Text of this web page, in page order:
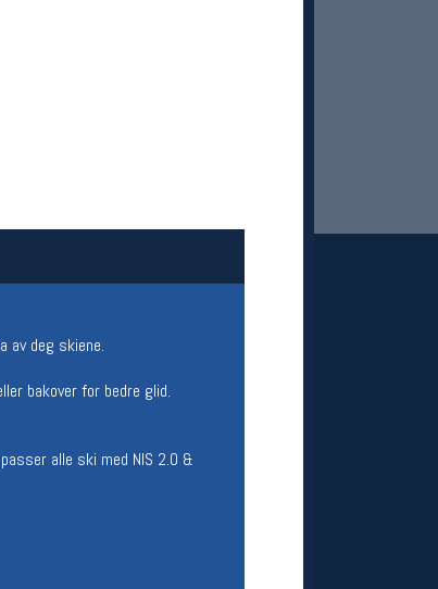
av deg skiene.
bakover for bedre glid.
alle ski med NIS 2.0 &
Sportslager